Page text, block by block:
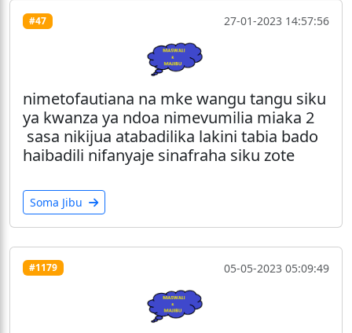
#47 27-01-2023 14:57:56
nimetofautiana na mke wangu tangu siku
ya kwanza ya ndoa nimevumilia miaka 2
sasa nikijua atabadilika lakini tabia bado
haibadili nifanyaje sinafraha siku zote
Soma Jibu
#1179 05-05-2023 05:09:49